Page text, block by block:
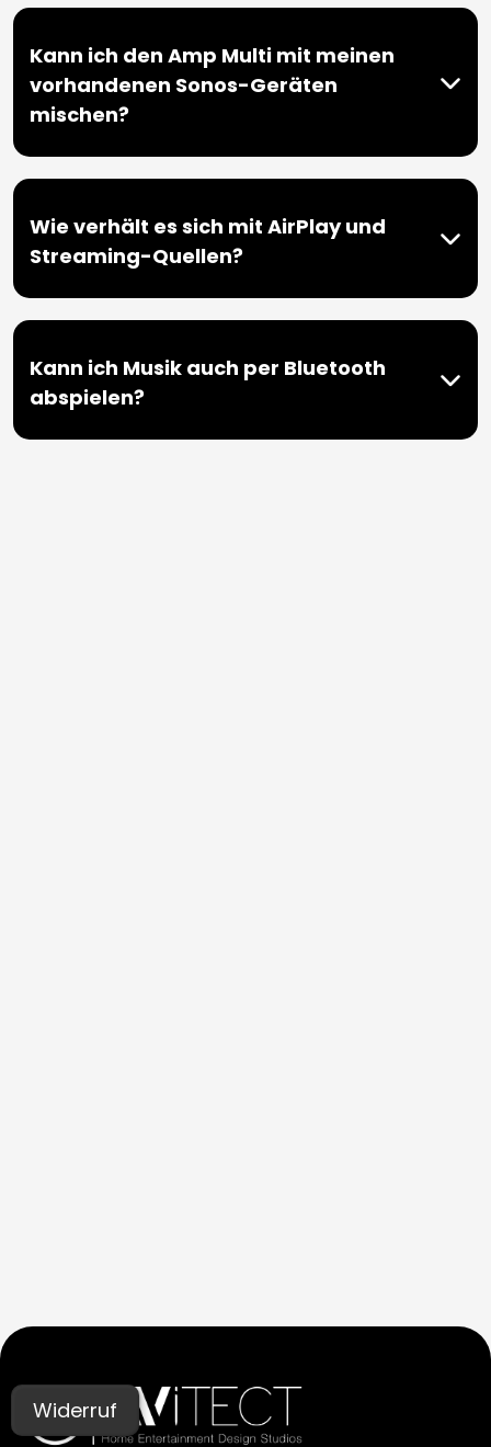
Kann ich den Amp Multi mit meinen
vorhandenen Sonos-Geräten
mischen?
Wie verhält es sich mit AirPlay und
Streaming-Quellen?
Kann ich Musik auch per Bluetooth
abspielen?
Widerruf